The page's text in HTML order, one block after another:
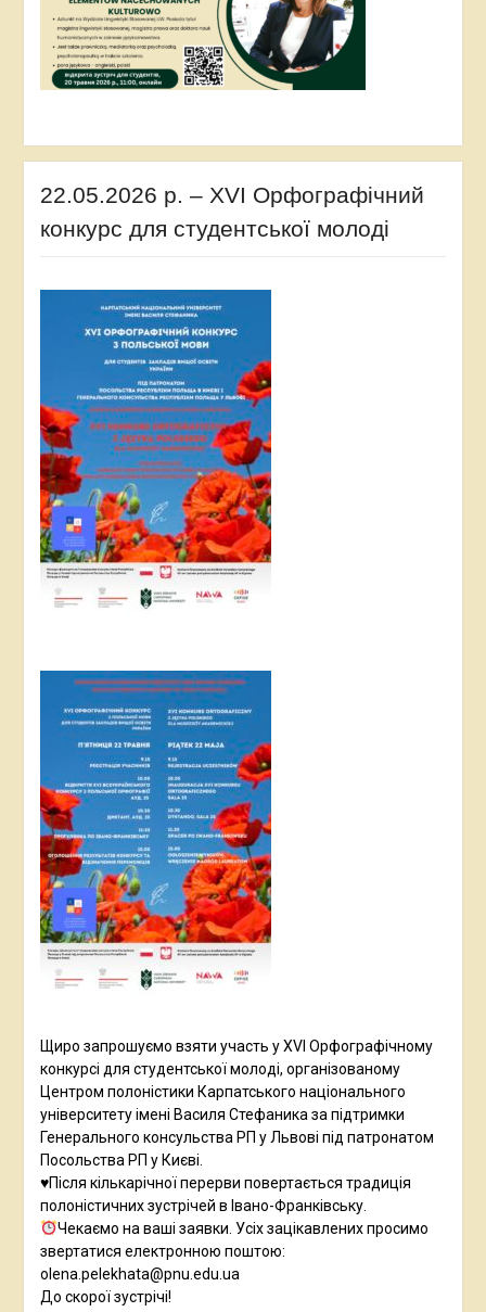
22.05.2026 р. – XVI Орфографічний
конкурс для студентської молоді
Щиро запрошуємо взяти участь у XVI Орфографічному
конкурсі для студентської молоді, організованому
Центром полоністики Карпатського національного
університету імені Василя Стефаника за підтримки
Генерального консульства РП у Львові під патронатом
Посольства РП у Києві.
♥️Після кількарічної перерви повертається традиція
полоністичних зустрічей в Івано-Франківську.
Чекаємо на ваші заявки. Усіх зацікавлених просимо
звертатися електронною поштою:
olena.pelekhata@pnu.edu.ua
До скорої зустрічі!